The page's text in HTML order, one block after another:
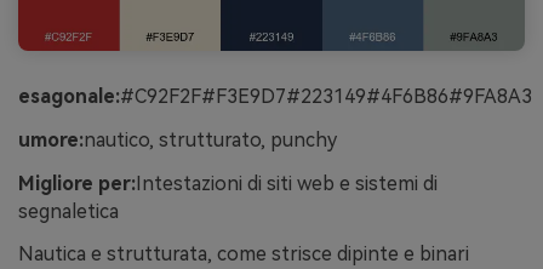
esagonale:#C92F2F#F3E9D7#223149#4F6B86#9FA8A3
umore:nautico, strutturato, punchy
Migliore per:Intestazioni di siti web e sistemi di
segnaletica
Nautica e strutturata, come strisce dipinte e binari